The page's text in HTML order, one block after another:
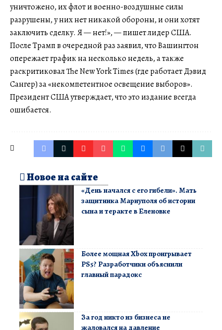
уничтожено, их флот и военно-воздушные силы
разрушены, у них нет никакой обороны, и они хотят
заключить сделку. Я — нет!», — пишет лидер США.
После Трамп в очередной раз заявил, что Вашингтон
опережает график на несколько недель, а также
раскритиковал The New York Times (где работает Дэвид
Сангер) за «некомпетентное освещение выборов».
Президент США утверждает, что это издание всегда
ошибается.
Новое на сайте
«День начался с его гибели». Мать
защитника Мариуполя об истории
сына и теракте в Еленовке
Более мощная Xbox проигрывает
PS5? Разработчики объяснили
главный парадокс
За год никто из бизнеса не
жаловался на давление